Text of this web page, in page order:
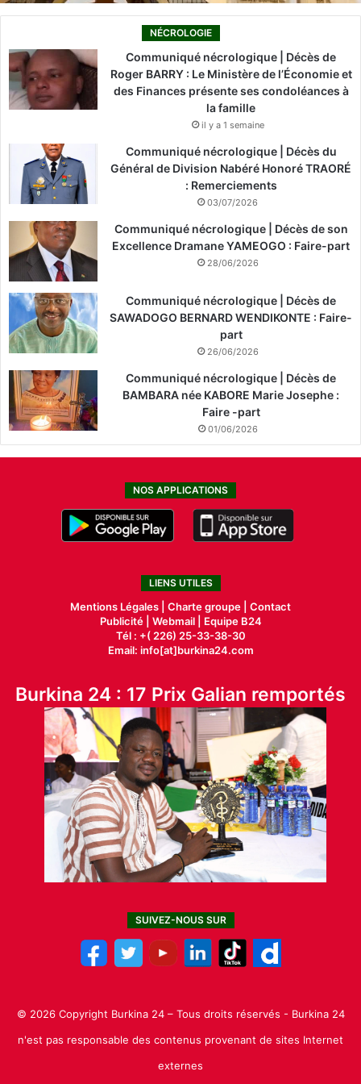
NÉCROLOGIE
Communiqué nécrologique | Décès de
Roger BARRY : Le Ministère de l’Économie et
des Finances présente ses condoléances à
la famille
il y a 1 semaine
Communiqué nécrologique | Décès du
Général de Division Nabéré Honoré TRAORÉ
: Remerciements
03/07/2026
Communiqué nécrologique | Décès de son
Excellence Dramane YAMEOGO : Faire-part
28/06/2026
Communiqué nécrologique | Décès de
SAWADOGO BERNARD WENDIKONTE : Faire-
part
26/06/2026
Communiqué nécrologique | Décès de
BAMBARA née KABORE Marie Josephe :
Faire -part
01/06/2026
NOS APPLICATIONS
LIENS UTILES
Mentions Légales | Charte groupe | Contact
Publicité| Webmail |
Equipe B24
Tél : +( 226) 25-33-38-30
Email: info[at]burkina24.com
Burkina 24 : 17 Prix Galian remportés
SUIVEZ-NOUS SUR
© 2026 Copyright Burkina 24 – Tous droits réservés - Burkina 24
n'est pas responsable des contenus provenant de sites Internet
externes